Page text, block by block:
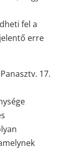
fel a
erre
17.